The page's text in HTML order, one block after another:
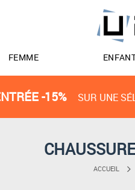
FEMME
-15% SUR UNE
ACCUEIL